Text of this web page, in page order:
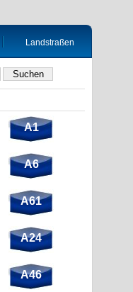
Landstraßen
A1
A6
A61
A24
A46